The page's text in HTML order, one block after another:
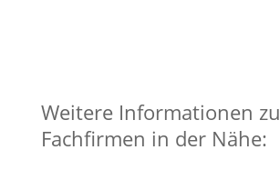
Weitere Informationen zu
Fachfirmen in der Nähe: